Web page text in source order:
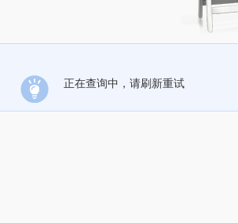
正在查询中，请刷新重试